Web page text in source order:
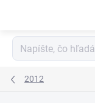
2012